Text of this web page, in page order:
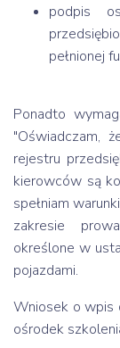
podpis
pełnionej
Ponadto
"Oświadczam,
rejestru
kierowców są
spełniam
zakresie
określone w
pojazdami.
Wniosek o wpis
ośrodek